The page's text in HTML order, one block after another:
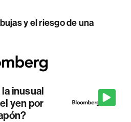
y el riesgo de una
inusual
yen por